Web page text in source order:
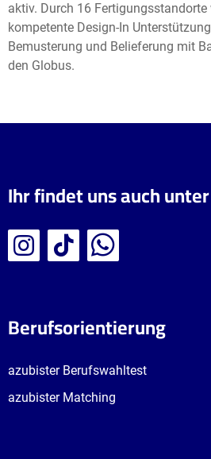
aktiv. Durch 16
kompetente Design-In
Bemusterung und Belieferung mit
den Globus.
Ihr findet uns auch unter
Berufsorientierung
azubister Berufswahltest
azubister Matching